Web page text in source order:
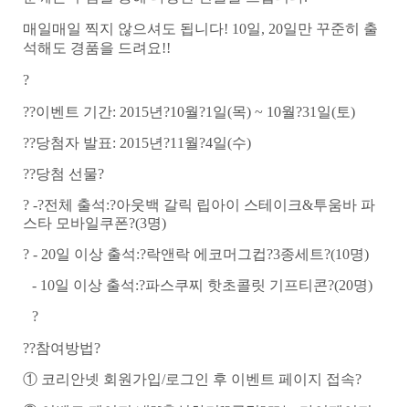
매일매일 찍지 않으셔도 됩니다! 10일, 20일만 꾸준히 출
석해도 경품을 드려요!!
?
??이벤트 기간: 2015년?10월?1 일(목) ~ 10월?31 일(토)
??당첨자 발표: 2015년?11 월?4일(수)
??당첨 선물?
? -?전체 출석:?아웃백 갈릭 립아이 스테이크&투움바 파
스타 모바일쿠폰?(3명)
? - 20일 이상 출석:?락앤락 에코머그컵?3종세트?(10명)
- 10일 이상 출석:?파스쿠찌 핫초콜릿 기프티콘?(20명)
?
??참여방법?
① 코리안넷 회원가입/로그인 후 이벤트 페이지 접속?